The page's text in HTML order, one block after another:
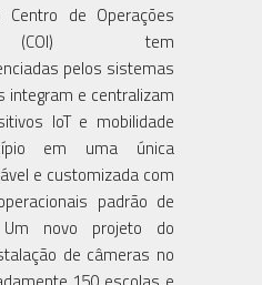
de Operações
(COI) tem
pelos sistemas
integram e centralizam
IoT e mobilidade
em uma única
e customizada com
padrão de
Um novo projeto do
de câmeras no